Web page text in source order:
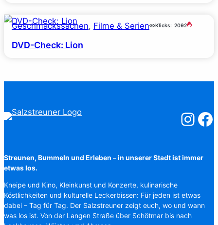
Geschmackssachen, Filme & Serien Klicks: 2092
DVD-Check: Lion
Streunen, Bummeln und Erleben – in unserer Stadt ist immer
etwas los.
Kneipe und Kino, Kleinkunst und Konzerte, kulinarische
Köstlichkeiten und kulturelle Leckerbissen: Für jeden ist etwas
dabei – Tag für Tag. Der Salzstreuner zeigt euch, wo und wann
was los ist. Von der Langen Straße über Schötmar bis nach